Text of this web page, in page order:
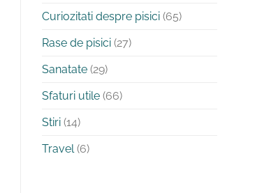
Curiozitati despre pisici(65)
Rase de pisici(27)
Sanatate(29)
Sfaturi utile(66)
Stiri(14)
Travel(6)